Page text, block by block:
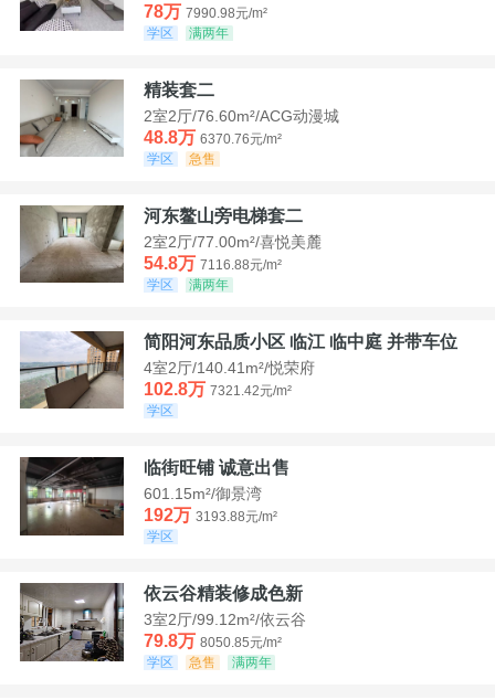
78万 7990.98元/m²
学区
满两年
精装套二
2室2厅/76.60m²/ACG动漫城
48.8万 6370.76元/m²
学区
急售
河东鳌山旁电梯套二
2室2厅/77.00m²/喜悦美麓
54.8万 7116.88元/m²
学区
满两年
简阳河东品质小区 临江 临中庭 并带车位
4室2厅/140.41m²/悦荣府
102.8万 7321.42元/m²
学区
临街旺铺 诚意出售
601.15m²/御景湾
192万 3193.88元/m²
学区
依云谷精装修成色新
3室2厅/99.12m²/依云谷
79.8万 8050.85元/m²
学区
急售 满两年